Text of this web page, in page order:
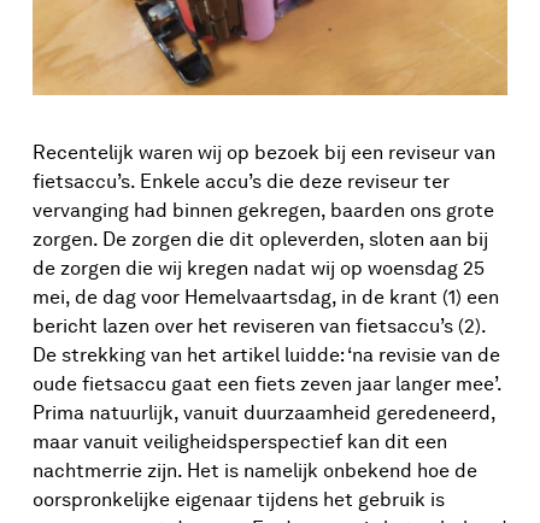
Recentelijk waren wij op bezoek bij een reviseur van
fietsaccu’s. Enkele accu’s die deze reviseur ter
vervanging had binnen gekregen, baarden ons grote
zorgen. De zorgen die dit opleverden, sloten aan bij
de zorgen die wij kregen nadat wij op woensdag 25
mei, de dag voor Hemelvaartsdag, in de krant (1) een
bericht lazen over het reviseren van fietsaccu’s (2).
De strekking van het artikel luidde: ‘na revisie van de
oude fietsaccu gaat een fiets zeven jaar langer mee’.
Prima natuurlijk, vanuit duurzaamheid geredeneerd,
maar vanuit veiligheidsperspectief kan dit een
nachtmerrie zijn. Het is namelijk onbekend hoe de
oorspronkelijke eigenaar tijdens het gebruik is